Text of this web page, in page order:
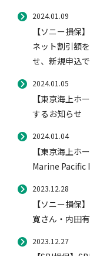
2024.01.09
【ソニー損保
ネット割引額
せ、新規申込
2024.01.05
【東京海上ホ
するお知らせ
2024.01.04
【東京海上ホ
Marine Pacific
2023.12.28
【ソニー損保
寛さん・内田
2023.12.27